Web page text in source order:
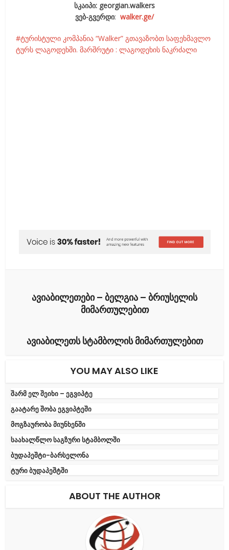
სკაიპი: georgian.walkers
ვებ-გვერდი: walker.ge/
ტურისტული კომპანია “Walker” გთავაზობთ საფეხმავლო
ტურს ლაგოდეხში. მარშრუტი : ლაგოდეხის ნაკრძალი
ავიაბილეთები – ბელგია – ბრიუსელის
მიმართულებით
ავიაბილეთს სტამბოლის მიმართულებით
YOU MAY ALSO LIKE
შარმ ელ შეიხი – ეგვიპტე
გაატარე შობა ეგვიპტეში
მოგზაურობა მიუნხენში
საახალწლო საგზური სტამბოლში
ბუდაპეშტი-ბარსელონა
ტური ბუდაპეშტში
ABOUT THE AUTHOR